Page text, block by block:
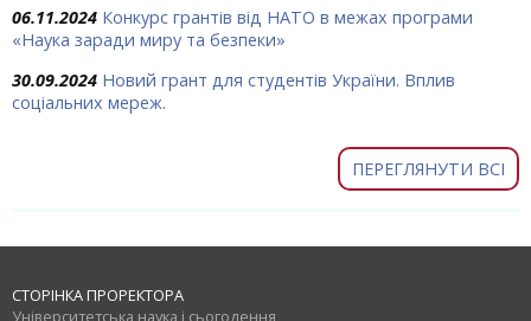
06.11.2024 Конкурс грантів від НАТО в межах програми
«Наука заради миру та безпеки»
30.09.2024 Новий грант для студентів України. Вплив
соціальних мереж.
ПЕРЕГЛЯНУТИ ВСІ
СТОРІНКА ПРОРЕКТОРА
Університетська наука і сьогодення